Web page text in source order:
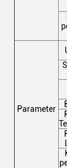
Parameter